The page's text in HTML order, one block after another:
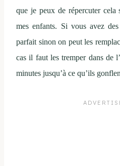
que je peux de répercuter cela
mes enfants. Si vous avez
parfait sinon on peut les
cas il faut les tremper dans de
minutes jusqu’à ce qu’ils